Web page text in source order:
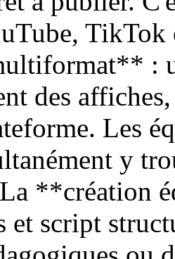
:
des
Les
y
**création
script